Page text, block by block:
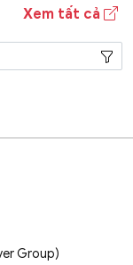
Xem tất cả
Group)